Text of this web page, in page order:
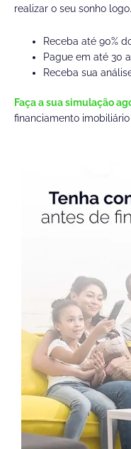
realizar o seu sonho logo.
Receba até 90%
Pague em até 30
Receba sua
Faça a sua simulação
financiamento